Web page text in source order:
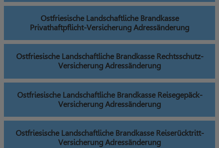
Ostfriesische Landschaftliche Brandkasse
Privathaftpflicht-Versicherung Adressänderung
Ostfriesische Landschaftliche Brandkasse Rechtsschutz-
Versicherung Adressänderung
Ostfriesische Landschaftliche Brandkasse Reisegepäck-
Versicherung Adressänderung
Ostfriesische Landschaftliche Brandkasse Reiserücktritt-
Versicherung Adressänderung